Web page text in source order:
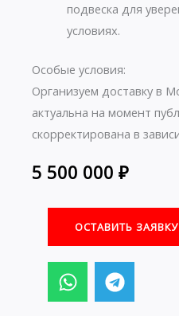
подвеска для
условиях.
Особые условия:
Организуем доставку в
актуальна на момент
скорректирована в
5 500 000 ₽
ОСТАВИТЬ ЗАЯВКУ
W
h
T
e